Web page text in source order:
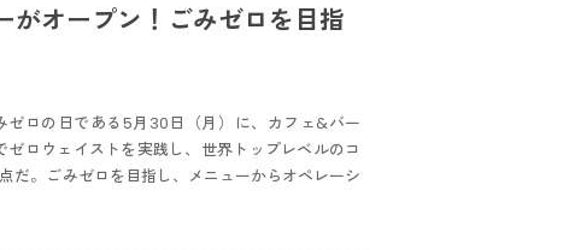
オープン！ごみゼロを目指
ロの日である5月30日（月）に、カフェ&バー
ロウェイストを実践し、世界トップレベルのコ
だ。ごみゼロを目指し、メニューからオペレーシ